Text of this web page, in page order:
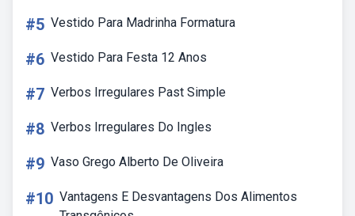
#5 Vestido Para Madrinha Formatura
#6 Vestido Para Festa 12 Anos
#7 Verbos Irregulares Past Simple
#8 Verbos Irregulares Do Ingles
#9 Vaso Grego Alberto De Oliveira
#10 Vantagens E Desvantagens Dos Alimentos